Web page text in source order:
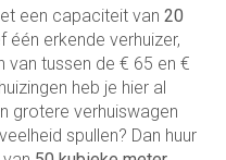
een capaciteit van 20
één erkende verhuizer,
van tussen de € 65 en €
heb je hier al
grotere verhuiswagen
spullen? Dan huur